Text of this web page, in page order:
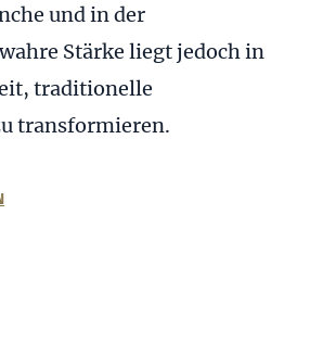
und in der
Stärke liegt jedoch in
traditionelle
transformieren.